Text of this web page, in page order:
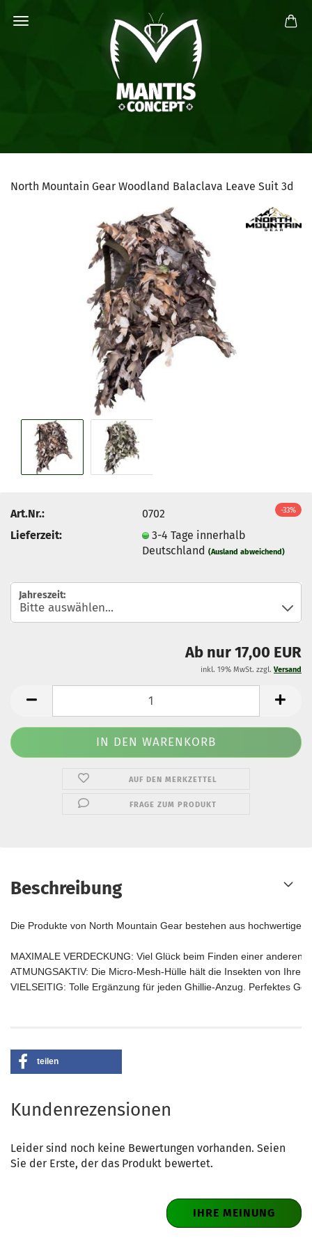
North Mountain Gear Woodland Balaclava Leave Suit 3d
-33%
Art.Nr.:
0702
Lieferzeit:
3-4 Tage innerhalb
Deutschland(Ausland abweichend)
Jahreszeit:
Ab nur 17,00 EUR
inkl. 19% MwSt. zzgl. Versand
AUF DEN MERKZETTEL
FRAGE ZUM PRODUKT
Beschreibung
Die Produkte von North Mountain Gear bestehen aus
MAXIMALE VERDECKUNG: Viel Glück beim Finden einer
ATMUNGSAKTIV: Die Micro-Mesh-Hülle hält die Insekten von
VIELSEITIG: Tolle Ergänzung für jeden Ghillie-Anzug. Perfektes
teilen
Kundenrezensionen
Leider sind noch keine Bewertungen vorhanden. Seien
Sie der Erste, der das Produkt bewertet.
IHRE MEINUNG